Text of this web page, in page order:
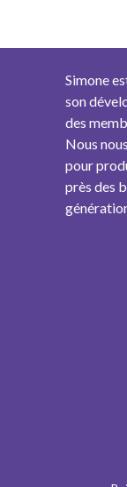
Simone
son
des
Nous
pour
près des